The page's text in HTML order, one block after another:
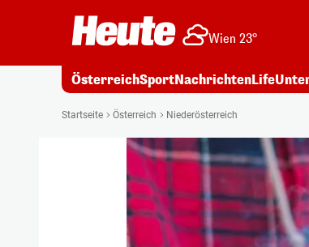
Wien 23°
ÖsterreichSportNachrichtenLife
Startseite Österreich Niederösterreich